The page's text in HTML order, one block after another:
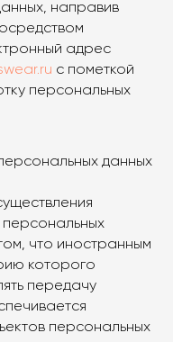
направив
адрес
с пометкой
персональных
данных
что иностранным
которого
передачу
персональных